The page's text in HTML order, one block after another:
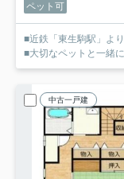
ペット可
■近鉄「東生駒駅」よ
■大切なペットと一緒
中古一戸建